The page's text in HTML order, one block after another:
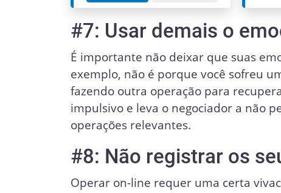
#7: Usar demais o
É importante não deixar que suas
exemplo, não é porque você sofreu
fazendo outra operação para
impulsivo e leva o negociador a não
operações relevantes.
#8: Não registrar os
Operar on-line requer uma certa